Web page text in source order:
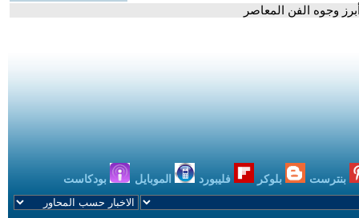
وجوه الفن المعاصر
بنترست بلوكر فليبورد الموبايل بودكاست